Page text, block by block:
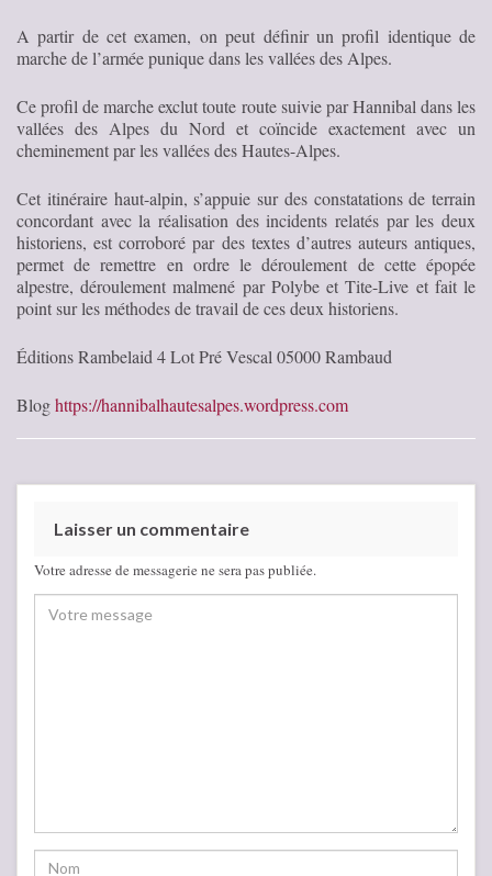
A partir de cet examen, on peut définir un profil identique de
marche de l’armée punique dans les vallées des Alpes.
Ce profil de marche exclut toute route suivie par Hannibal dans les
vallées des Alpes du Nord et coïncide exactement avec un
cheminement par les vallées des Hautes-Alpes.
Cet itinéraire haut-alpin, s’appuie sur des constatations de terrain
concordant avec la réalisation des incidents relatés par les deux
historiens, est corroboré par des textes d’autres auteurs antiques,
permet de remettre en ordre le déroulement de cette épopée
alpestre, déroulement malmené par Polybe et Tite-Live et fait le
point sur les méthodes de travail de ces deux historiens.
Éditions Rambelaid 4 Lot Pré Vescal 05000 Rambaud
Bloghttps://hannibalhautesalpes.wordpress.com
Laisser un commentaire
Votre adresse de messagerie ne sera pas publiée.